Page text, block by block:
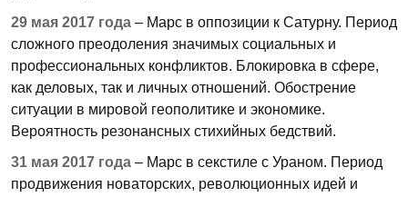
29 мая 2017 года – Марс в оппозиции к Сатурну. Период
сложного преодоления значимых социальных и
профессиональных конфликтов. Блокировка в сфере,
как деловых, так и личных отношений. Обострение
ситуации в мировой геополитике и экономике.
Вероятность резонансных стихийных бедствий.
31 мая 2017 года – Марс в секстиле с Ураном. Период
продвижения новаторских, революционных идей и